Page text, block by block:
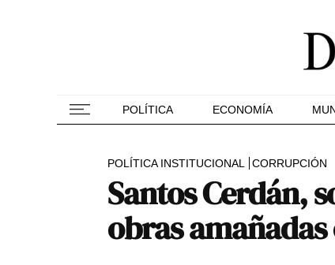
POLÍTICA ECONOMÍA
POLÍTICA INSTITUCIONAL CORRUPCIÓN
Santos Cerdán,
obras